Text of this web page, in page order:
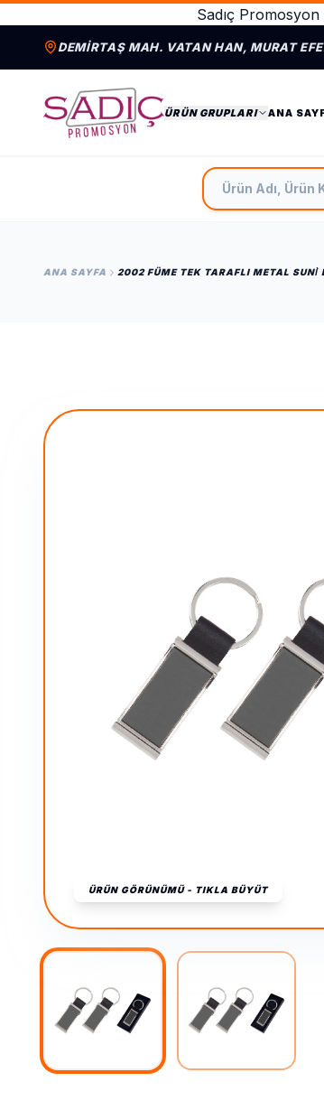
Sadıç
DEMIRTAŞ MAH. VATAN HAN, MURAT
ÜRÜN GRUPLARI ANA
Ürün Adı, Ürün
ANA SAYFA 2002 FÜME TEK TARAFLI METAL SUNİ
ÜRÜN GÖRÜNÜMÜ - TIKLA BÜYÜT